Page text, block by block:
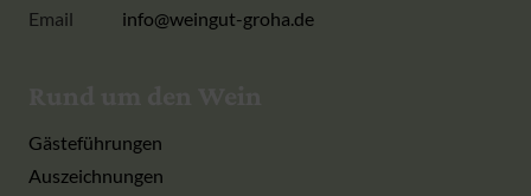
Email
info@weingut-groha.de
Gästeführungen
Auszeichnungen